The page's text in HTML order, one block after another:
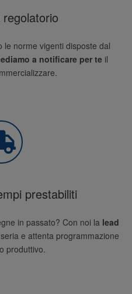
le norme vigenti disposte dal
a notificare per te il
prestabiliti
in passato? Con noi la lead
e attenta programmazione
produttivo.